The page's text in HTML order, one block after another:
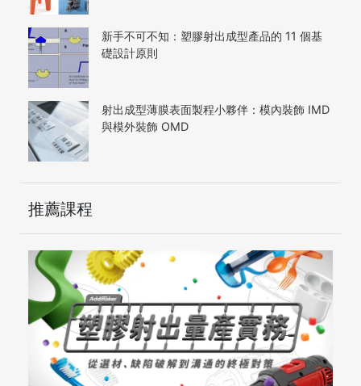
新手不可不知：塑膠射出成型產品的 11 個基
礎設計原則
射出成型薄膜表面製程小夥伴：模內裝飾 IMD
與模外裝飾 OMD
推薦課程